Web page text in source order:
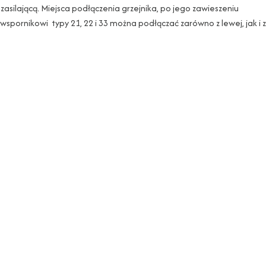
Miejsca podłączenia grzejnika, po jego zawieszeniu
typy 21, 22 i 33 można podłączać zarówno z lewej, jak i z